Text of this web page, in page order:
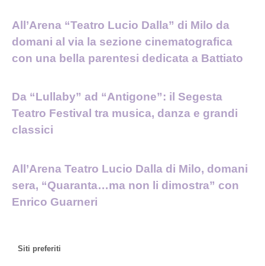
All’Arena “Teatro Lucio Dalla” di Milo da
domani al via la sezione cinematografica
con una bella parentesi dedicata a Battiato
Da “Lullaby” ad “Antigone”: il Segesta
Teatro Festival tra musica, danza e grandi
classici
All’Arena Teatro Lucio Dalla di Milo, domani
sera, “Quaranta…ma non li dimostra” con
Enrico Guarneri
Siti preferiti